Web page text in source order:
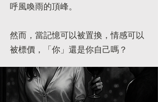
呼風喚雨的頂峰。
然而，當記憶可以被置換，情感可以
被標價，「你」還是你自己嗎？